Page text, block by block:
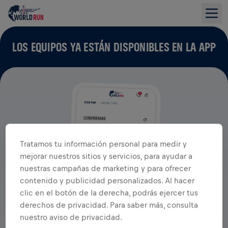
LOS EQUIPOS YA ESTÁN DISPONIBLES EN LA APP
Tratamos tu información personal para medir y
mejorar nuestros sitios y servicios, para ayudar a
nuestras campañas de marketing y para ofrecer
contenido y publicidad personalizados. Al hacer
clic en el botón de la derecha, podrás ejercer tus
derechos de privacidad. Para saber más, consulta
nuestro aviso de privacidad.